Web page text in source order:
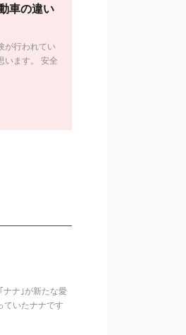
車の違い
が行われてい
います。 安全
ナ｣が新たな愛
ていたナナです